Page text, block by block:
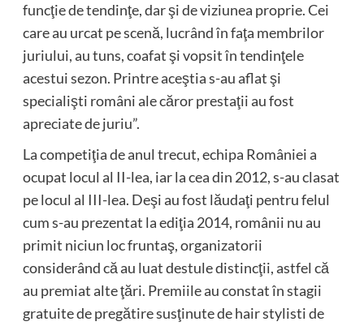
funcţie de tendinţe, dar şi de viziunea proprie. Cei
care au urcat pe scenă, lucrând în faţa membrilor
juriului, au tuns, coafat şi vopsit în tendinţele
acestui sezon. Printre aceştia s-au aflat şi
specialişti români ale căror prestaţii au fost
apreciate de juriu”.
La competiţia de anul trecut, echipa României a
ocupat locul al II-lea, iar la cea din 2012, s-au clasat
pe locul al III-lea. Deşi au fost lăudaţi pentru felul
cum s-au prezentat la ediţia 2014, românii nu au
primit niciun loc fruntaş, organizatorii
considerând că au luat destule distincţii, astfel că
au premiat alte ţări. Premiile au constat în stagii
gratuite de pregătire susţinute de hair stylisti de